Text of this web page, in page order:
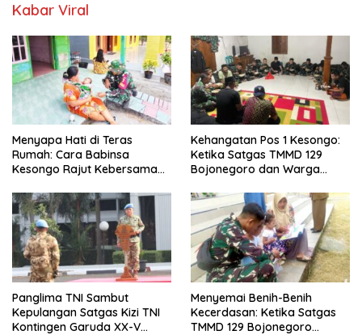
Kabar Viral
Menyapa Hati di Teras
Rumah: Cara Babinsa
Kesongo Rajut Kebersamaan
Kehangatan Pos 1 Kesongo:
Ketika Satgas TMMD 129
Bojonegoro dan Warga
Panglima TNI Sambut
Kepulangan Satgas Kizi TNI
Kontingen Garuda XX-V
Menyemai Benih-Benih
Kecerdasan: Ketika Satgas
TMMD 129 Bojonegoro